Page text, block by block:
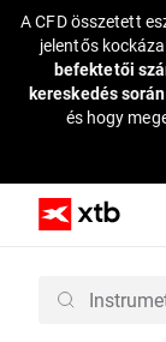
A CFD összetett
jelentős
befektetői
kereskedés
és hogy